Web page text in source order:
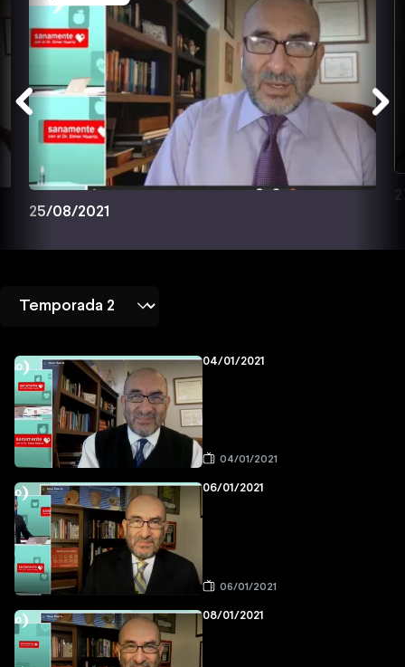
25/08/2021
04/01/2021
04/01/2021
06/01/2021
06/01/2021
08/01/2021